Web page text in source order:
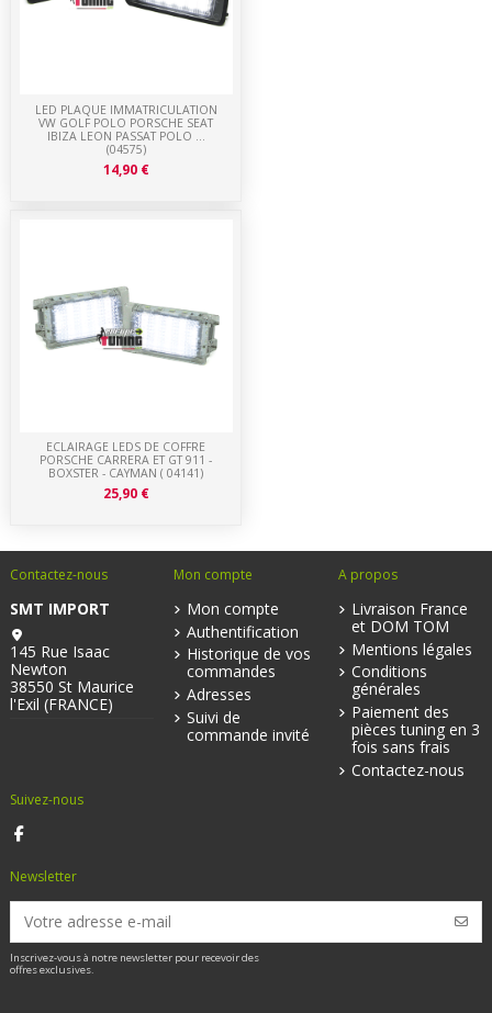
ECLAIRAGE LEDS DE COFFRE
PORSCHE CARRERA ET GT 911 -
BOXSTER - CAYMAN ( 04141)
25,90 €
LED PLAQUE IMMATRICULATION
VW GOLF POLO PORSCHE SEAT
IBIZA LEON PASSAT POLO ...
(04575)
14,90 €
Contactez-nous
SMT IMPORT
145 Rue Isaac
Newton
38550 St Maurice
l'Exil (FRANCE)
Mon compte
Mon compte
Authentification
Historique de vos
commandes
Adresses
Suivi de
commande invité
A propos
Livraison France
et DOM TOM
Mentions légales
Conditions
générales
Paiement des
pièces tuning en 3
fois sans frais
Contactez-nous
Suivez-nous
Newsletter
Inscrivez-vous à notre newsletter pour recevoir des
offres exclusives.